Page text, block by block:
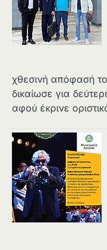
χθεσινή απόφασή
δικαίωσε για
αφού έκρινε